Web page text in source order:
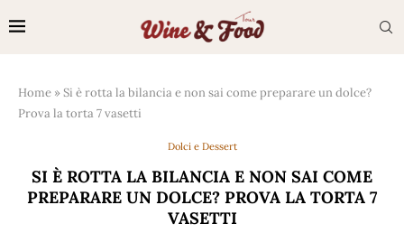
Home »Si è rotta la bilancia e non sai come preparare un dolce?
Prova la torta 7 vasetti
Dolci e Dessert
SI È ROTTA LA BILANCIA E NON SAI COME
PREPARARE UN DOLCE? PROVA LA TORTA 7
VASETTI